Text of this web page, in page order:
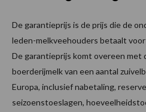
De garantieprijs is de prijs die de
leden-melkveehouders betaalt
De garantieprijs komt overeen met
boerderijmelk van een aantal
Europa, inclusief nabetaling,
seizoenstoeslagen,